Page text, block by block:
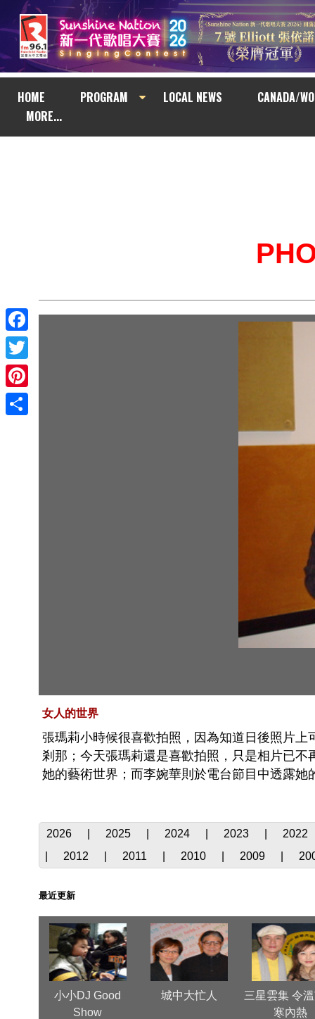
HOME PROGRAM LOCAL NEWS
CANADA/
MORE...
Facebook
Twitter
Pinterest
女人的世界
張瑪莉小時候很喜歡拍照，因為知道日後照片
剎那；今天張瑪莉還是喜歡拍照，只是相片已
她的藝術世界；而李婉華則於電台節目中透露她
2026 2025 2024 2023
2022
2012 2011 2010 2009
最近更新
小小DJ Good
Show
城中大忙人
三星雲集 令
寒內熱